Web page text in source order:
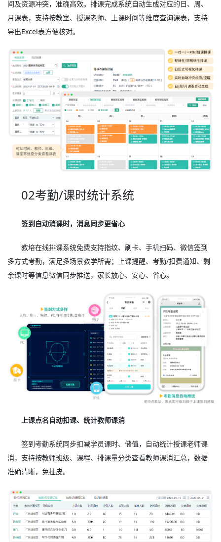
间及资源冲突，准确高效。排课完成系统自动生成对应的日、周、
月课表，支持按教室、授课老师、上课时间等维度查询课表，支持
导出Excel表方便核对。
02考勤/课时统计系统
签到自动消课时，消息同步更省心
教培在线排课系统免费支持指纹、刷卡、手机扫码、微信签到
多方式考勤，满足多场景教学所需；上课提醒、考勤/扣费通知、剩
余课时等信息微信同步推送，家长放心、安心、省心。
上课点名自动扣课、统计教师课消
签到考勤系统同步扣减学员课时、储值，自动统计授课老师课
消，支持按教师班级、课程、排课量分类查看教师课消汇总，数据
准确清晰，免扯皮。